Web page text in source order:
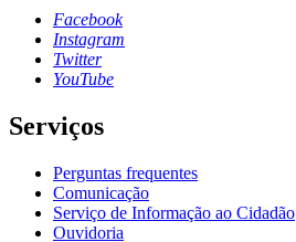
Facebook
Instagram
Twitter
YouTube
Serviços
Perguntas frequentes
Comunicação
Serviço de Informação ao Cidadão
Ouvidoria